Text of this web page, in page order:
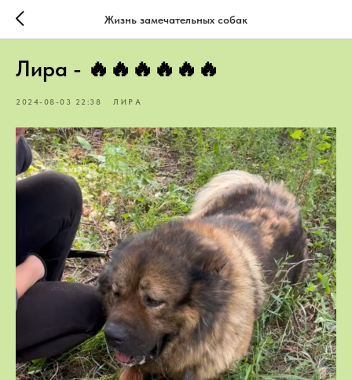
Жизнь замечательных собак
Лира - 🔥🔥🔥🔥🔥🔥
2024-08-03 22:38 ЛИРА